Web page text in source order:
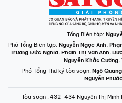
Tổng Biên tập:
Phó Tổng Biên tập: Nguyễn Ngọc Anh,
Trương Đức Nghĩa, Phạm Thị Vân Anh,
Nguyễn Khắc Cường,
Phó Tổng Thư ký tòa soạn: Ngô
Nguyễn
Tòa soạn : 432-434 Nguyễn Thị Minh